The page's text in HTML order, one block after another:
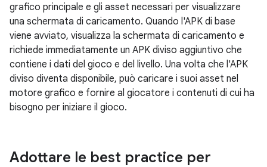
grafico principale e gli asset necessari per visualizzare
una schermata di caricamento. Quando l'APK di base
viene avviato, visualizza la schermata di caricamento e
richiede immediatamente un APK diviso aggiuntivo che
contiene i dati del gioco e del livello. Una volta che l'APK
diviso diventa disponibile, può caricare i suoi asset nel
motore grafico e fornire al giocatore i contenuti di cui ha
bisogno per iniziare il gioco.
Adottare le best practice per